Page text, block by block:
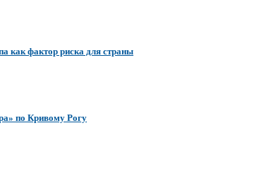
как фактор риска для страны
по Кривому Рогу